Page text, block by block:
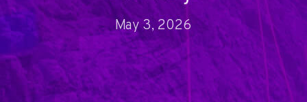
May 3, 2026